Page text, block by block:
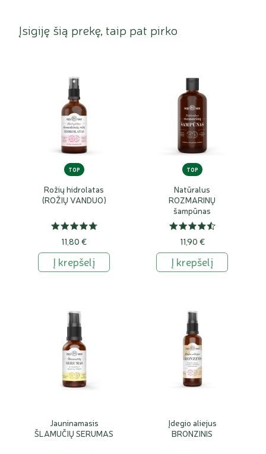
Įsigiję šią prekę, taip pat pirko
TOP
Rožių hidrolatas
(ROŽIŲ VANDUO)
11,80 €
Į krepšelį
TOP
Natūralus
ROZMARINŲ
šampūnas
11,90 €
Į krepšelį
Jauninamasis
ŠLAMUČIŲ SERUMAS
Įdegio aliejus
BRONZINIS